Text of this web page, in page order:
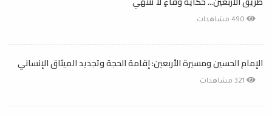
الإمام الحسين ومسيرة الأربعين: إقامة الحجة وتجديد الميثاق الإنساني